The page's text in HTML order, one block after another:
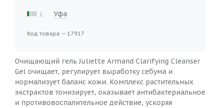
Очищающий гель Juliette Armand Clarifying Cleanser
Gel очищает, регулирует выработку себума и
нормализует баланс кожи. Комплекс растительных
экстрактов тонизирует, оказывает антибактериальное
и противовоспалительное действие, ускоряя
1 Уфа
Код товара — 17917